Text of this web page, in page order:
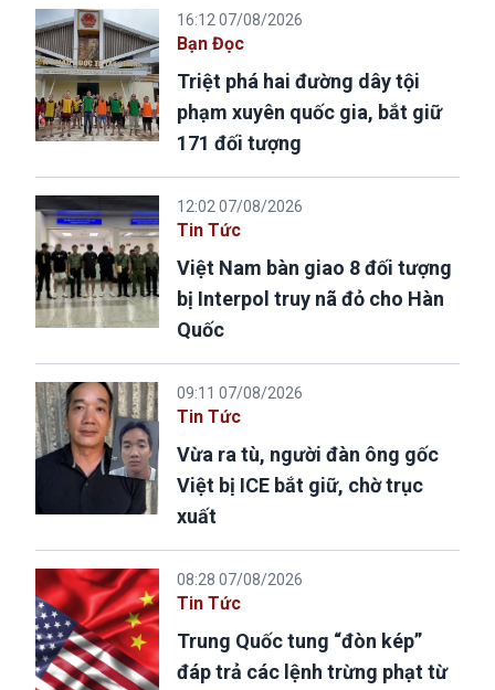
16:12 07/08/2026
Bạn Đọc
Triệt phá hai đường dây tội
phạm xuyên quốc gia, bắt giữ
171 đối tượng
12:02 07/08/2026
Tin Tức
Việt Nam bàn giao 8 đối tượng
bị Interpol truy nã đỏ cho Hàn
Quốc
09:11 07/08/2026
Tin Tức
Vừa ra tù, người đàn ông gốc
Việt bị ICE bắt giữ, chờ trục
xuất
08:28 07/08/2026
Tin Tức
Trung Quốc tung “đòn kép”
đáp trả các lệnh trừng phạt từ